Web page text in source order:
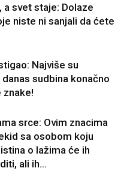
a svet staje: Dolaze
niste ni sanjali da ćete
Najviše su
sudbina konačno
znake!
srce: Ovim znacima
sa osobom koju
o lažima će ih
ali ih...